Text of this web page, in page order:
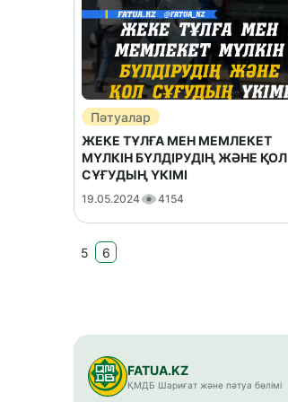
Пәтуалар
ЖЕКЕ ТҰЛҒА МЕН МЕМЛЕКЕТ
МҮЛКІН БҮЛДІРУДІҢ ЖӘНЕ ҚОЛ
СҰҒУДЫҢ ҮКІМІ
19.05.2024 4154
5 6
FATUA.KZ
ҚМДБ Шариғат және пәтуа бөлімі